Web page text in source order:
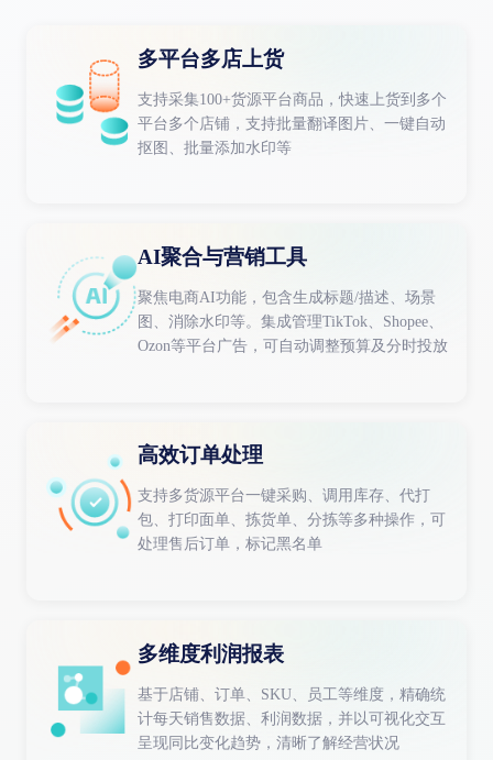
多平台多店上货
支持采集100+货源平台商品，快速上货到多个
平台多个店铺，支持批量翻译图片、一键自动
抠图、批量添加水印等
AI聚合与营销工具
聚焦电商AI功能，包含生成标题/描述、场景
图、消除水印等。集成管理TikTok、Shopee、
Ozon等平台广告，可自动调整预算及分时投放
高效订单处理
支持多货源平台一键采购、调用库存、代打
包、打印面单、拣货单、分拣等多种操作，可
处理售后订单，标记黑名单
多维度利润报表
基于店铺、订单、SKU、员工等维度，精确统
计每天销售数据、利润数据，并以可视化交互
呈现同比变化趋势，清晰了解经营状况